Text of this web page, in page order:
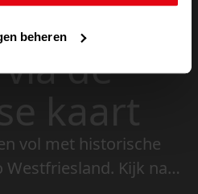
beheren
de
de
kaart
vol met historische
Kijk naar